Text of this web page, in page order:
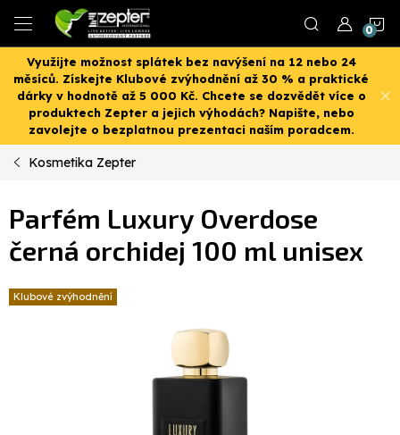
obsah
Využijte možnost splátek bez navýšení na 12 nebo 24
měsíců. Získejte Klubové zvýhodnění až 30 % a praktické
dárky v hodnotě až 5 000 Kč. Chcete se dozvědět více o
produktech Zepter a jejich výhodách? Napište, nebo
zavolejte o bezplatnou prezentaci naším poradcem.
Kosmetika Zepter
Parfém Luxury Overdose
černá orchidej 100 ml unisex
Klubové zvýhodnění